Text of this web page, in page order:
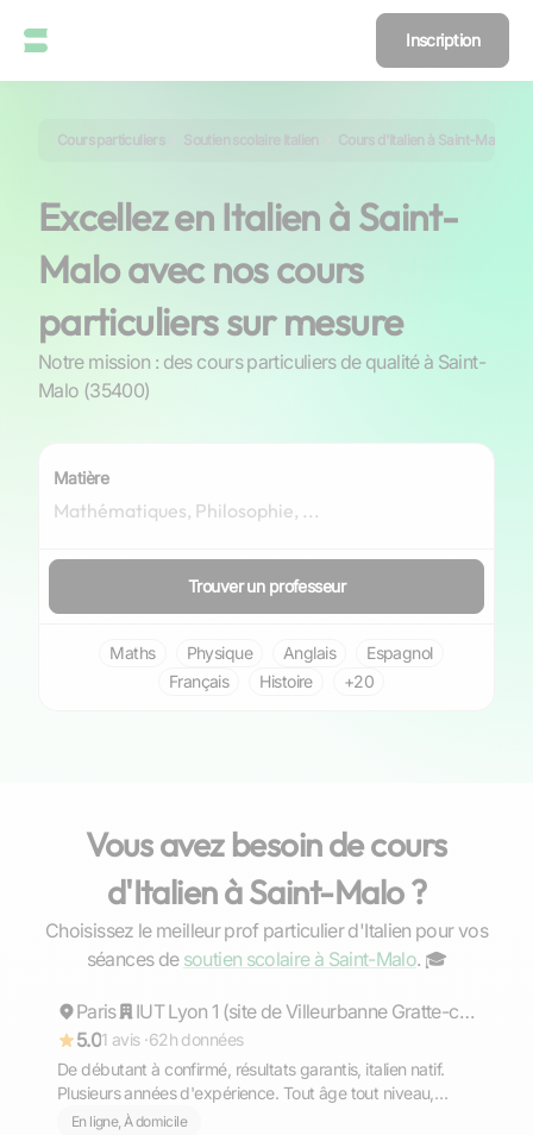
Inscription
Cours particuliers Soutien scolaire Italien Cours d'Italien à Saint-Malo
Excellez en Italien à Saint-
Malo avec nos cours
particuliers sur mesure
Notre mission : des cours particuliers de qualité à Saint-
Malo (35400)
Matière
Trouver un professeur
Maths Physique Anglais
Espagnol
Français
Histoire +20
Vous avez besoin de cours
d'Italien à Saint-Malo ?
Choisissez le meilleur prof particulier d'Italien pour vos
séances de soutien scolaire à Saint-Malo. ‍🎓
Répond rapidement
Matteo
Paris
IUT Lyon 1 (site de Villeurbanne Gratte-ciel)
5.01 avis ·62h données
De débutant à confirmé, résultats garantis, italien natif.
Plusieurs années d'expérience. Tout âge tout niveau,
diplômé du Bac avec Option Internationale Italien,
En ligne, À domicile